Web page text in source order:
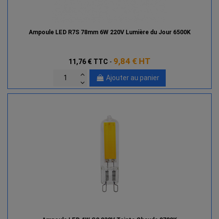
Ampoule LED R7S 78mm 6W 220V Lumière du Jour 6500K
11,76 € TTC - 9,84 € HT
Ajouter au panier